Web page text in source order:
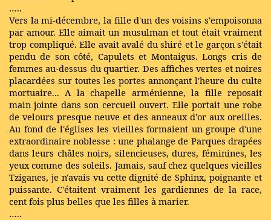
…..
Vers la mi-décembre, la fille d'un des voisins s'empoisonna
par amour. Elle aimait un musulman et tout était vraiment
trop compliqué. Elle avait avalé du shiré et le garçon s'était
pendu de son côté, Capulets et Montaigus. Longs cris de
femmes au-dessus du quartier. Des affiches vertes et noires
placardées sur toutes les portes annonçant l'heure du culte
mortuaire... A la chapelle arménienne, la fille reposait
main jointe dans son cercueil ouvert. Elle portait une robe
de velours presque neuve et des anneaux d'or aux oreilles.
Au fond de l'églises les vieilles formaient un groupe d'une
extraordinaire noblesse : une phalange de Parques drapées
dans leurs châles noirs, silencieuses, dures, féminines, les
yeux comme des soleils. Jamais, sauf chez quelques vieilles
Tziganes, je n'avais vu cette dignité de Sphinx, poignante et
puissante. C'étaitent vraiment les gardiennes de la race,
cent fois plus belles que les filles à marier.
…..